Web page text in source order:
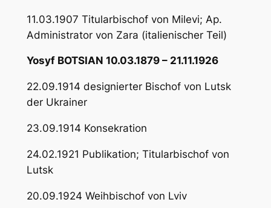
11.03.1907 Titularbischof von Milevi; Ap.
Administrator von Zara (italienischer Teil)
Yosyf BOTSIAN 10.03.1879 – 21.11.1926
22.09.1914 designierter Bischof von Lutsk
der Ukrainer
23.09.1914 Konsekration
24.02.1921 Publikation; Titularbischof von
Lutsk
20.09.1924 Weihbischof von Lviv